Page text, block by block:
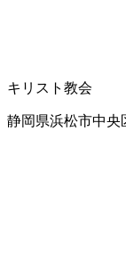
キリスト教会
静岡県浜松市中央